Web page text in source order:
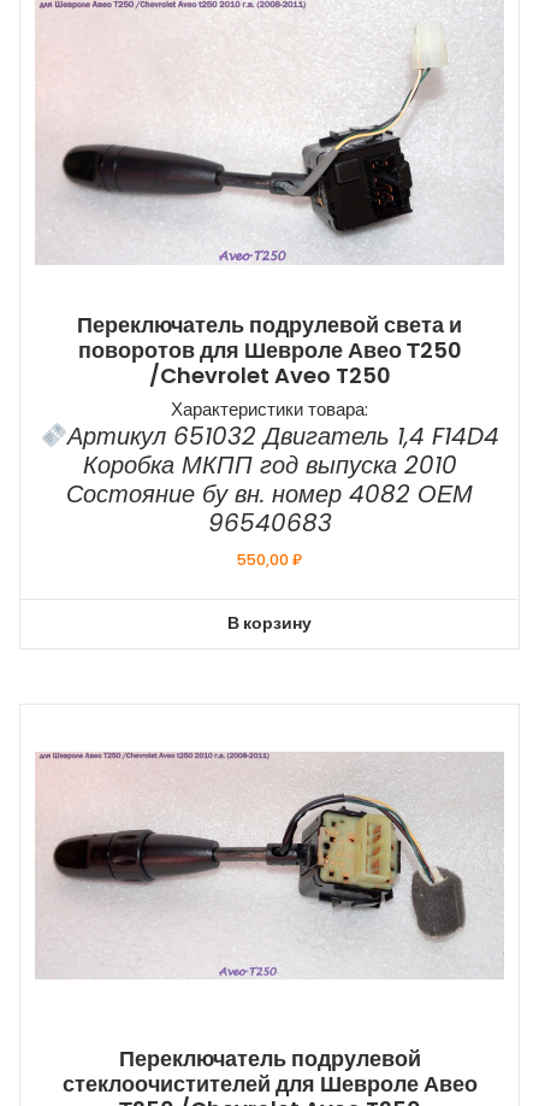
Переключатель подрулевой света и
поворотов для Шевроле Авео Т250
/Chevrolet Aveo T250
Характеристики товара:
Артикул 651032 Двигатель 1,4 F14D4
Коробка МКПП год выпуска 2010
Состояние бу вн. номер 4082 ОЕМ
96540683
550,00₽
В корзину
Переключатель подрулевой
стеклоочистителей для Шевроле Авео